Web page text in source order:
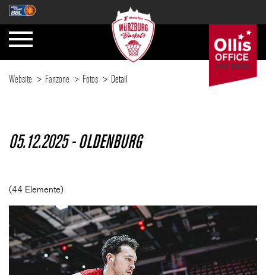
SAISON
NEWS
FANZONE
Website Fanzone Fotos Detail
05.12.2025 - OLDENBURG
(44 Elemente)